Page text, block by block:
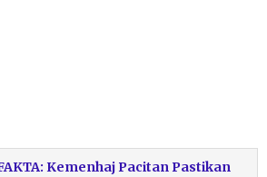
Kemenhaj Pacitan Pastikan